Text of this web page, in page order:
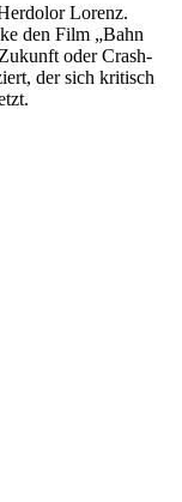
Lorenz.
den Film „Bahn
oder Crash-
der sich kritisch